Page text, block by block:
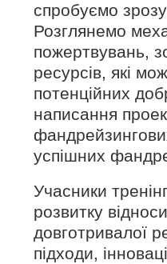
спробуємо
Розглянемо
пожертвувань,
ресурсів, які
потенційних
написання
успішних
Учасники
розвитку
довготривалої
підходи,